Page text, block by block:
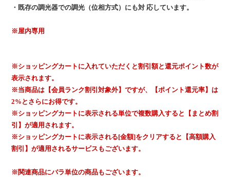
・既存の調光器での調光（位相方式）にも対 応しています。
※屋内専用
※ショッピングカートに入れていただくと割引額と還元ポイント数が
表示されます。
※当商品は【会員ランク割引対象外】ですが、【ポイント還元率】は
2%とさらにお得です。
※ショッピングカートに表示される単位で複数購入すると【まとめ割
引】が適用されます。
※ショッピングカートに表示される[金額]をクリアすると【高額購入
割引】が適用されるサービスもございます。
※関連商品にバラ単位の商品もございます。